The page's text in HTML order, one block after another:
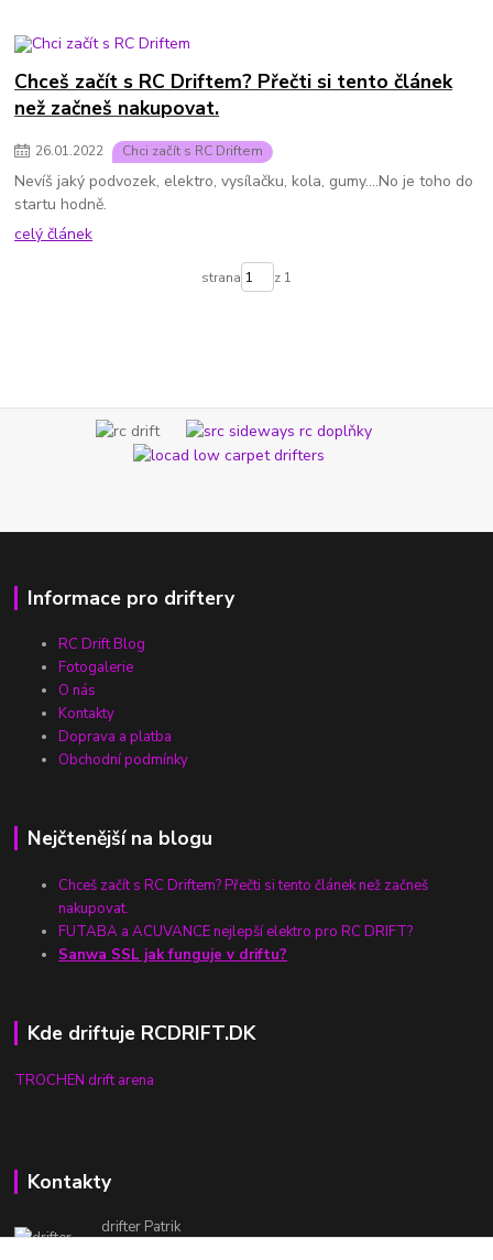
Chceš začít s RC Driftem? Přečti si tento článek
než začneš nakupovat.
26.01.2022 Chci začít s RC Driftem
Nevíš jaký podvozek, elektro, vysílačku, kola, gumy....No je toho do
startu hodně.
celý článek
strana z 1
Informace pro driftery
RC Drift Blog
Fotogalerie
O nás
Kontakty
Doprava a platba
Obchodní podmínky
Nejčtenější na blogu
Chceš začít s RC Driftem? Přečti si tento článek než začneš
nakupovat.
FUTABA a ACUVANCE nejlepší elektro pro RC DRIFT?
Sanwa SSL jak funguje v driftu?
Kde driftuje RCDRIFT.DK
TROCHEN drift arena
Kontakty
drifter Patrik